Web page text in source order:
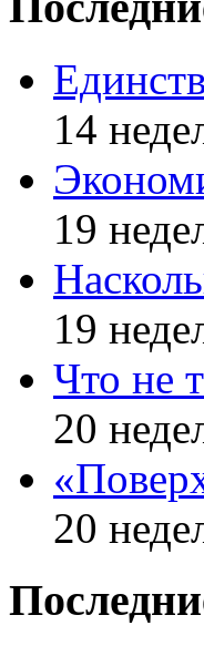
14
19
19
Что не
20
20